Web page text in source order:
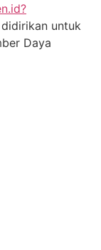
untuk
Daya